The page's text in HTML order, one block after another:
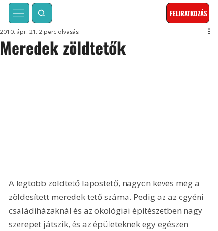
FELIRATKOZÁS
Meredek zöldtetők
2010. ápr. 21. 2 perc olvasás
A legtöbb zöldtető lapostető, nagyon kevés még a
zöldesített meredek tető száma. Pedig az az egyéni
családiházaknál és az ökológiai építészetben nagy
szerepet játszik, és az épületeknek egy egészen